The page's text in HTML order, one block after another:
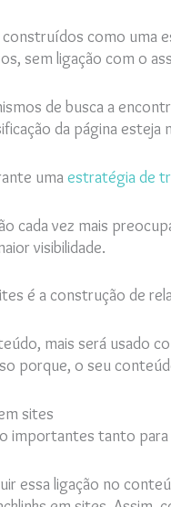
como uma
sem ligação com o
de busca a
da página
umaestratégia de
cada vez mais
visibilidade.
é a construção de
mais será usado
porque, o seu
sites
importantes tanto para
essa ligação no